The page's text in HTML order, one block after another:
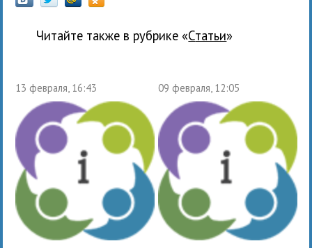
Читайте также в рубрике « Статьи»
13 февраля, 16:43 09 февраля, 12:05